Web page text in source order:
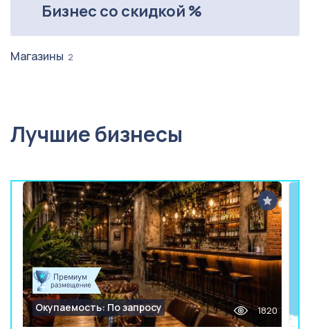
Бизнес со скидкой %
Магазины 2
Лучшие бизнесы
Окупаемость: По запросу 1820